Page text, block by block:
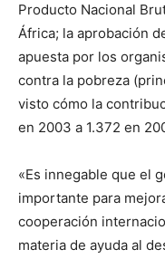
Producto Nacional
África; la aprobación
apuesta por los
contra la pobreza
visto cómo la
en 2003 a 1.372 en
«Es innegable que el
importante para
cooperación
materia de ayuda al